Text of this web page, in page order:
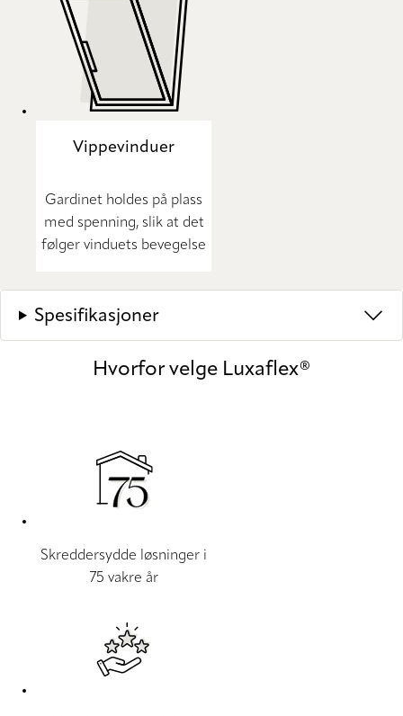
Vippevinduer
Gardinet holdes på plass
med spenning, slik at det
følger vinduets bevegelse
Spesifikasjoner
Hvorfor velge Luxaflex®
Skreddersydde løsninger i
75 vakre år